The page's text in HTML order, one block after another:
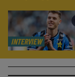
INTERVIEW